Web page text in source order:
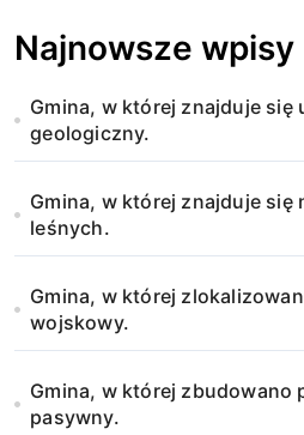
Najnowsze wpisy
Gmina, w której znajduje się
geologiczny.
Gmina, w której znajduje się
leśnych.
Gmina, w której
wojskowy.
Gmina, w której zbudowano
pasywny.